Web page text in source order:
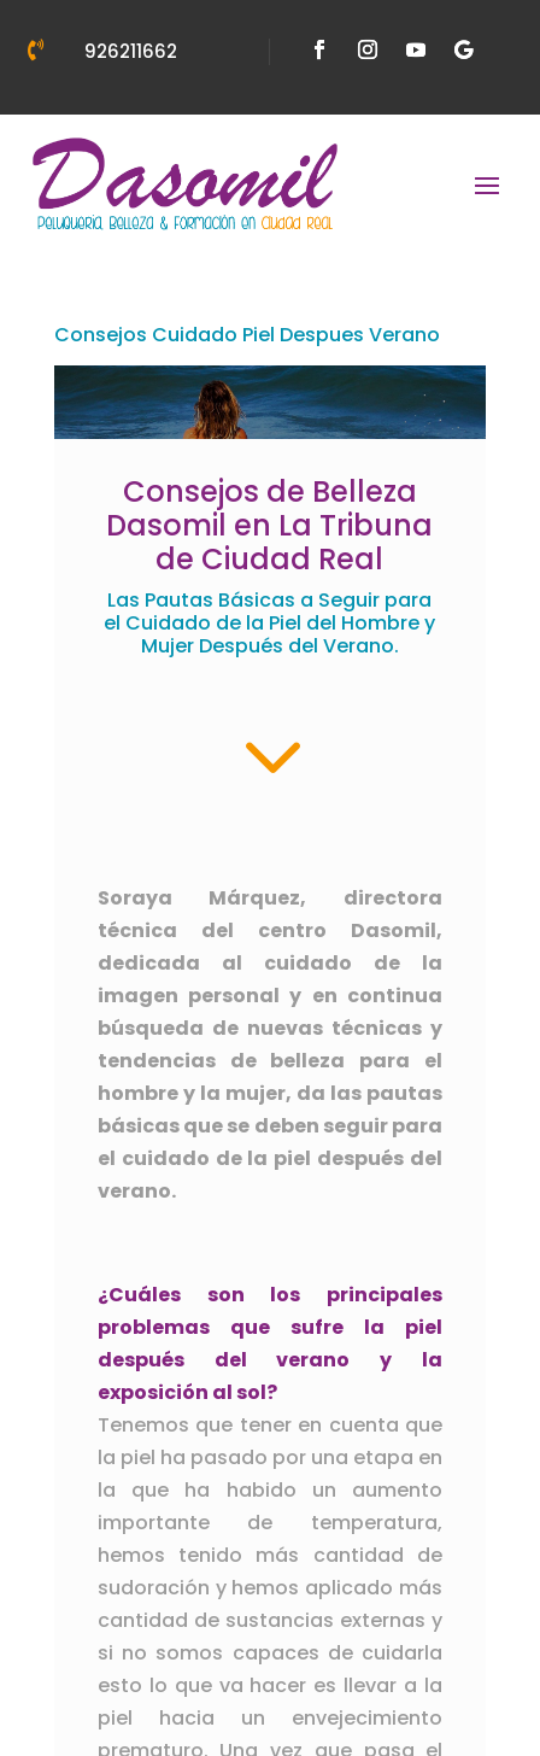
 926211662
Consejos Cuidado Piel Despues Verano
Consejos de Belleza
Dasomil en La Tribuna
de Ciudad Real
Las Pautas Básicas a Seguir para
el Cuidado de la Piel del Hombre y
Mujer Después del Verano.
3
Soraya Márquez, directora
técnica del centro Dasomil,
dedicada al cuidado de la
imagen personal y en continua
búsqueda de nuevas técnicas y
tendencias de belleza para el
hombre y la mujer, da las pautas
básicas que se deben seguir para
el cuidado de la piel después del
verano.
¿Cuáles son los principales
problemas que sufre la piel
después del verano y la
exposición al sol?
Tenemos que tener en cuenta que
la piel ha pasado por una etapa en
la que ha habido un aumento
importante de temperatura,
hemos tenido más cantidad de
sudoración y hemos aplicado más
cantidad de sustancias externas y
si no somos capaces de cuidarla
esto lo que va hacer es llevar a la
piel hacia un envejecimiento